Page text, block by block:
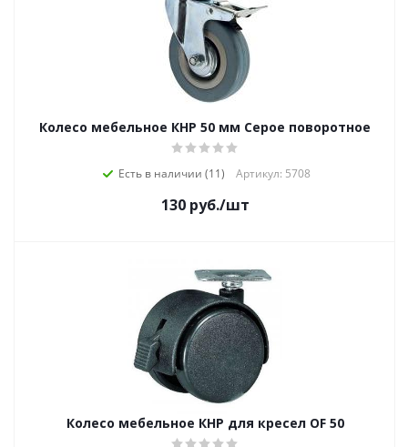
Колесо мебельное КНР 50 мм Серое поворотное
Есть в наличии (11) Артикул: 5708
130руб./шт
Колесо мебельное КНР для кресел OF 50